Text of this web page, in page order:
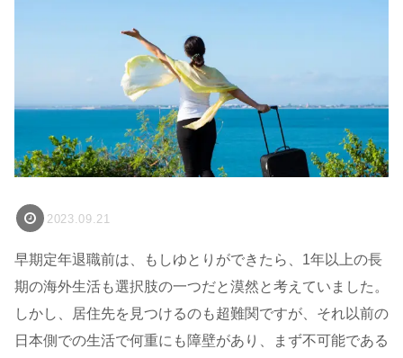
2023.09.21
早期定年退職前は、もしゆとりができたら、1年以上の長
期の海外生活も選択肢の一つだと漠然と考えていました。
しかし、居住先を見つけるのも超難関ですが、それ以前の
日本側での生活で何重にも障壁があり、まず不可能である